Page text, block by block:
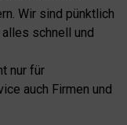
Wir sind pünktlich
schnell und
nur für
auch Firmen und